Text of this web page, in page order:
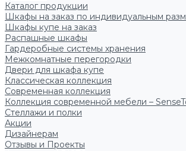
Каталог продукции
Шкафы на заказ по индивидуальным
Шкафы купе на заказ
Распашные шкафы
Гардеробные системы хранения
Межкомнатные перегородки
Двери для шкафа купе
Классическая коллекция
Современная коллекция
Коллекция современной мебели –
Стеллажи и полки
Акции
Дизайнерам
Отзывы и Проекты